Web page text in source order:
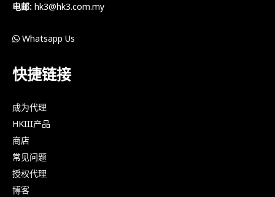
电邮: hk3@hk3.com.my
Whatsapp Us
快捷链接
成为代理
HKIII产品
商店
常见问题
授权代理
博客